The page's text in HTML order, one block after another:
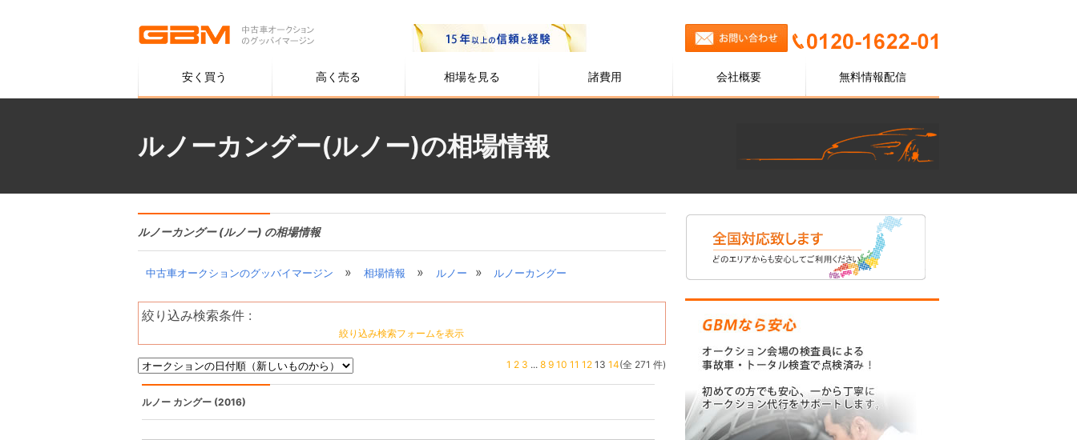
安く買う 高く売る 相場を見る 諸費用 会社概要 無料情報配信
ルノーカングー(ルノー)の相場情報
ルノーカングー (ルノー) の相場情報
中古車オークションのグッバイマージン » 相場情報 » ルノー » ルノーカングー
絞り込み検索条件 :
絞り込み検索フォームを表示
1 2 3 ... 8 9 10 11 1213 14(全 271 件)
ルノー カングー (2016)